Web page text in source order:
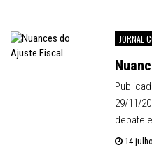
JORNAL
29/11/
debate
14